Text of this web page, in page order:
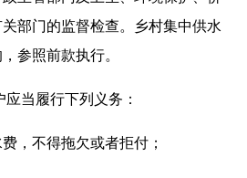
部门的监督检查。乡村集中供水
参照前款执行。
当履行下列义务：
，不得拖欠或者拒付；